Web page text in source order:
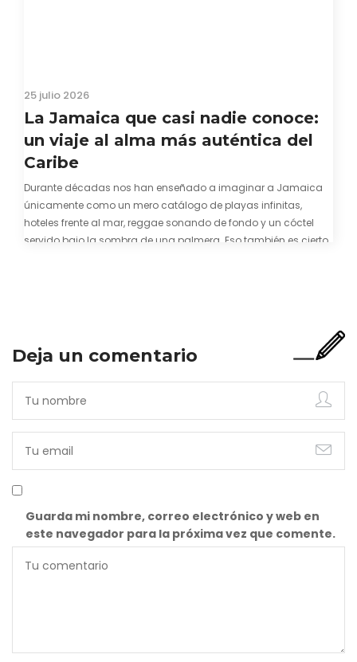
25 julio 2026
La Jamaica que casi nadie conoce:
un viaje al alma más auténtica del
Caribe
Durante décadas nos han enseñado a imaginar a Jamaica
únicamente como un mero catálogo de playas infinitas,
hoteles frente al mar, reggae sonando de fondo y un cóctel
servido bajo la sombra de una palmera. Eso también es cierto.
Deja un comentario
Guarda mi nombre, correo electrónico y web en
este navegador para la próxima vez que comente.